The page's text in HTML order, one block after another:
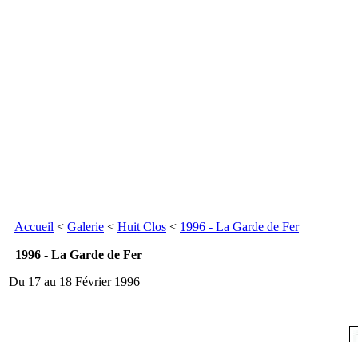
Accueil < Galerie < Huit Clos < 1996 - La Garde de Fer
1996 - La Garde de Fer
Du 17 au 18 Février 1996